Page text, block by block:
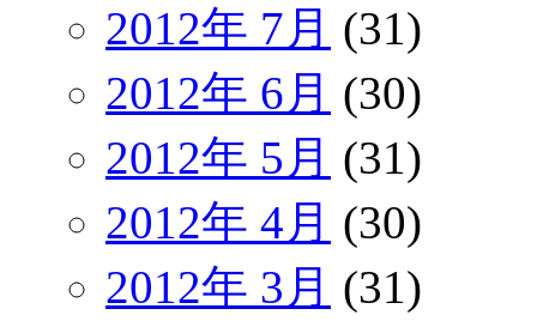
2012年 7月 (31)
2012年 6月 (30)
2012年 5月 (31)
2012年 4月 (30)
2012年 3月 (31)